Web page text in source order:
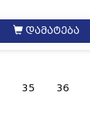
დამატება
35 36